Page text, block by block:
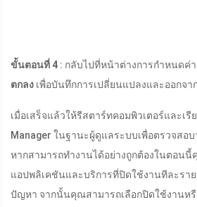
ขั้นตอนที่ 4 : กลับไปที่หน้าต่างการกำหนดค่
ตกลง เพื่อบันทึกการเปลี่ยนแปลงและออกจา
เมื่อเสร็จแล้วให้รีสตาร์ทคอมพิวเตอร์และเรี
Manager ในฐานะผู้ดูแลระบบเพื่อตรวจสอ
หากสามารถทำงานได้อย่างถูกต้องในตอน
แอปพลิเคชันและบริการที่ปิดใช้งานทีละรา
ปัญหา จากนั้นคุณสามารถเลือกปิดใช้งานห